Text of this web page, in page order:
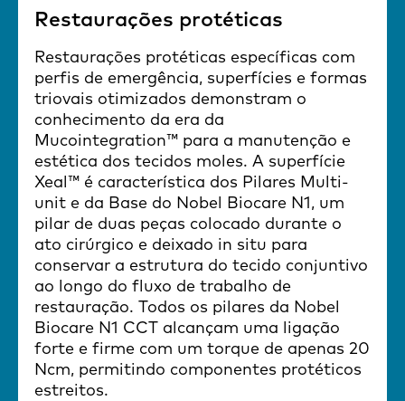
Restaurações protéticas
Restaurações protéticas específicas com
perfis de emergência, superfícies e formas
triovais otimizados demonstram o
conhecimento da era da
Mucointegration™ para a manutenção e
estética dos tecidos moles. A superfície
Xeal™ é característica dos Pilares Multi-
unit e da Base do Nobel Biocare N1, um
pilar de duas peças colocado durante o
ato cirúrgico e deixado in situ para
conservar a estrutura do tecido conjuntivo
ao longo do fluxo de trabalho de
restauração. Todos os pilares da Nobel
Biocare N1 CCT alcançam uma ligação
forte e firme com um torque de apenas 20
Ncm, permitindo componentes protéticos
estreitos.